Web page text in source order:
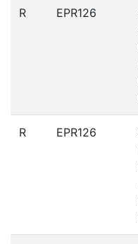
R EPR126
R EPR126